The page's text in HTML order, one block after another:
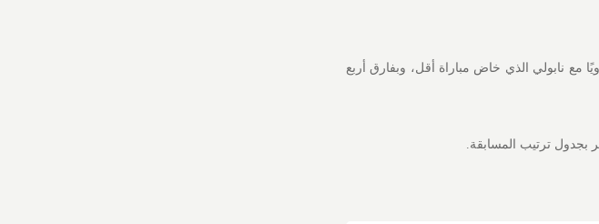
المركز الثالث، متساويًا مع نابولي الذي خاض مباراة أقل، وبفارق أربع